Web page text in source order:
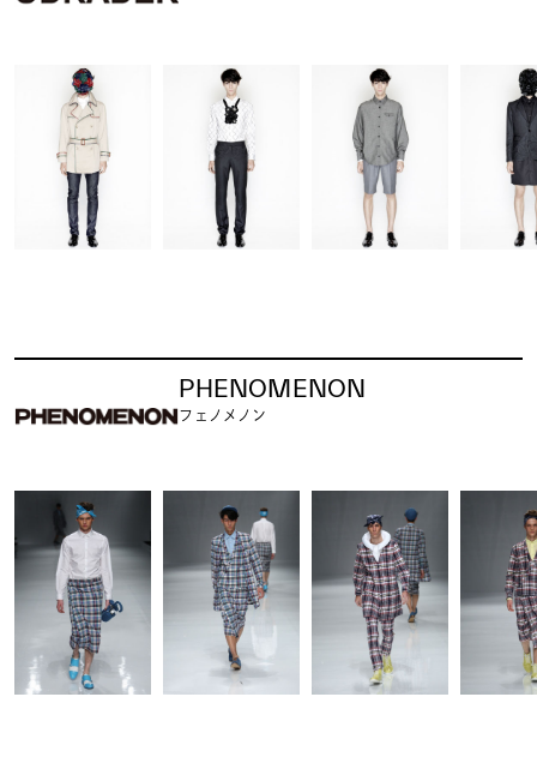
PHENOMENON
フェノメノン